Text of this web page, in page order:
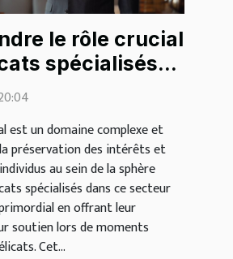
le rôle crucial
spécialisés
est un domaine complexe et
préservation des intérêts et
au sein de la sphère
spécialisés dans ce secteur
en offrant leur
soutien lors de moments
Cet...